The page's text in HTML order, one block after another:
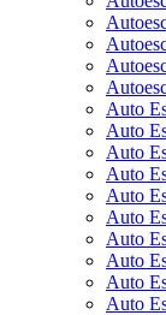
Auto
Auto
Auto
Auto
Auto
Auto
Auto
Auto
Auto
Auto